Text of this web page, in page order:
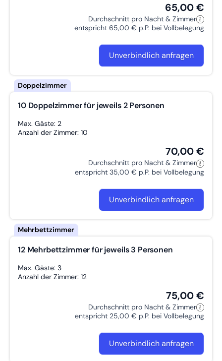
65,00 €
Durchschnitt pro Nacht & Zimmer
entspricht 65,00 € p.P. bei Vollbelegung
Unverbindlich anfragen
10 Doppelzimmer für jeweils 2 Personen
Max. Gäste: 2
Anzahl der Zimmer: 10
70,00 €
Durchschnitt pro Nacht & Zimmer
entspricht 35,00 € p.P. bei Vollbelegung
Unverbindlich anfragen
12 Mehrbettzimmer für jeweils 3 Personen
Max. Gäste: 3
Anzahl der Zimmer: 12
75,00 €
Durchschnitt pro Nacht & Zimmer
entspricht 25,00 € p.P. bei Vollbelegung
Unverbindlich anfragen